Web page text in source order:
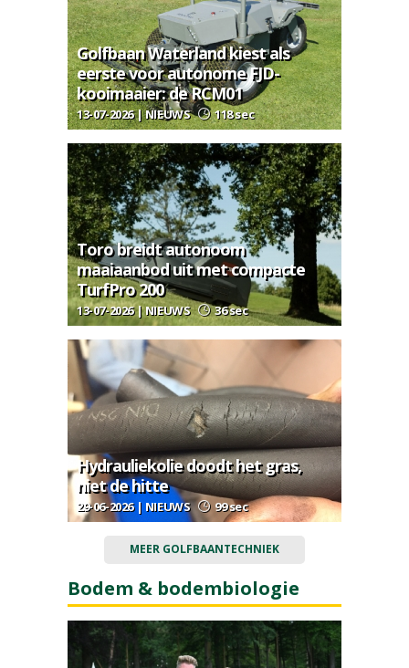
Golfbaan Waterland kiest als
eerste voor autonome FJD-
kooimaaier: de RCM01
13-07-2026 | NIEUWS 118 sec
Toro breidt autonoom
maaiaanbod uit met compacte
TurfPro 200
13-07-2026 | NIEUWS 36 sec
Hydrauliekolie doodt het gras,
niet de hitte
29-06-2026 | NIEUWS 99 sec
MEER GOLFBAANTECHNIEK
Bodem & bodembiologie